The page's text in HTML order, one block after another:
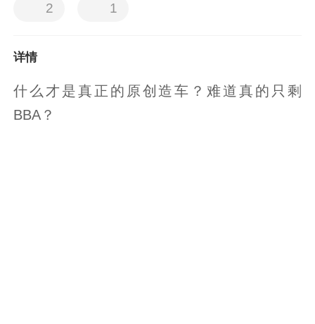
2 1
详情
什么才是真正的原创造车？难道真的只剩
BBA？